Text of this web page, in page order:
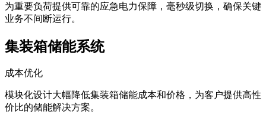
为重要负荷提供可靠的应急电力保障，毫秒级切换，确保关键
业务不间断运行。
集装箱储能系统
成本优化
模块化设计大幅降低集装箱储能成本和价格，为客户提供高性
价比的储能解决方案。